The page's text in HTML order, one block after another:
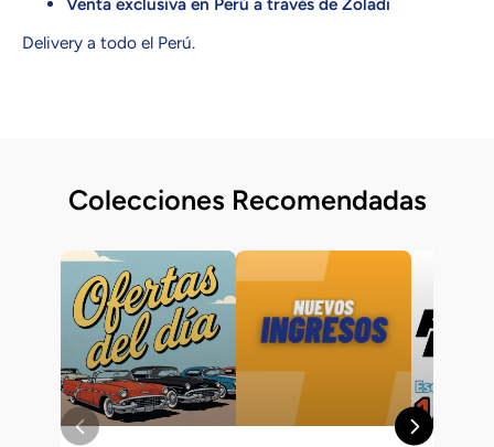
Delivery a todo el Perú.
Colecciones Recomendadas